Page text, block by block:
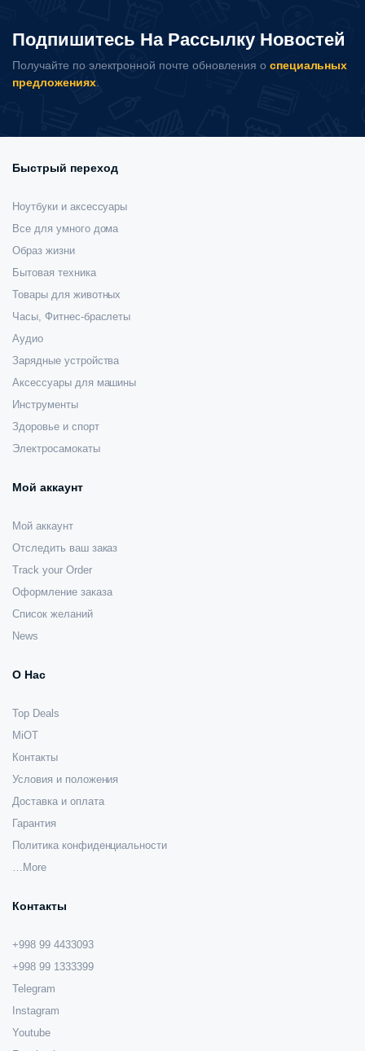
Подпишитесь На Рассылку Новостей
Получайте по электронной почте обновления о специальных
предложениях.
Быстрый переход
Ноутбуки и аксессуары
Все для умного дома
Образ жизни
Бытовая техника
Товары для животных
Часы, Фитнес-браслеты
Аудио
Зарядные устройства
Аксессуары для машины
Инструменты
Здоровье и спорт
Электросамокаты
Мой аккаунт
Мой аккаунт
Отследить ваш заказ
Track your Order
Оформление заказа
Список желаний
News
О Нас
Top Deals
MiOT
Контакты
Условия и положения
Доставка и оплата
Гарантия
Политика конфиденциальности
…More
Контакты
+998 99 4433093
+998 99 1333399
Telegram
Instagram
Youtube